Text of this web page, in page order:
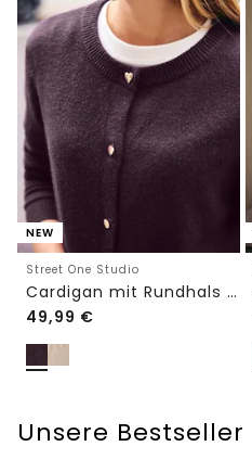
NEW
Street One Studio
Cardigan mit Rundhals und Knöpfen
49,99 €
Unsere Bestseller